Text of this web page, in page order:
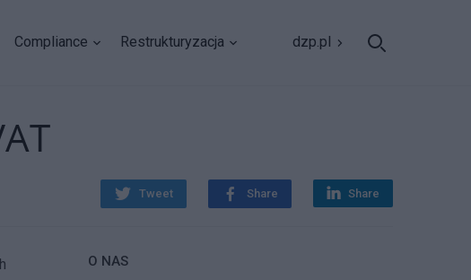
Compliance Restrukturyzacja dzp.pl
Tweet Share Share
O NAS